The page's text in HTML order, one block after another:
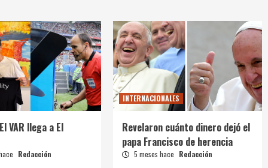
VAR llega a El
Redacción
INTERNACIONALES
Revelaron cuánto dinero dejó el
papa Francisco de herencia
5 meses hace Redacción